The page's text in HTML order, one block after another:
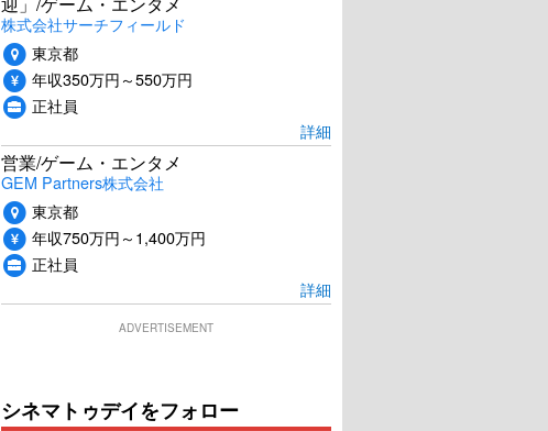
株式会社サーチフィールド
東京都
年収350万円～550万円
正社員
詳細
営業/ゲーム・エンタメ
GEM Partners株式会社
東京都
年収750万円～1,400万円
正社員
詳細
ADVERTISEMENT
シネマトゥデイをフォロー